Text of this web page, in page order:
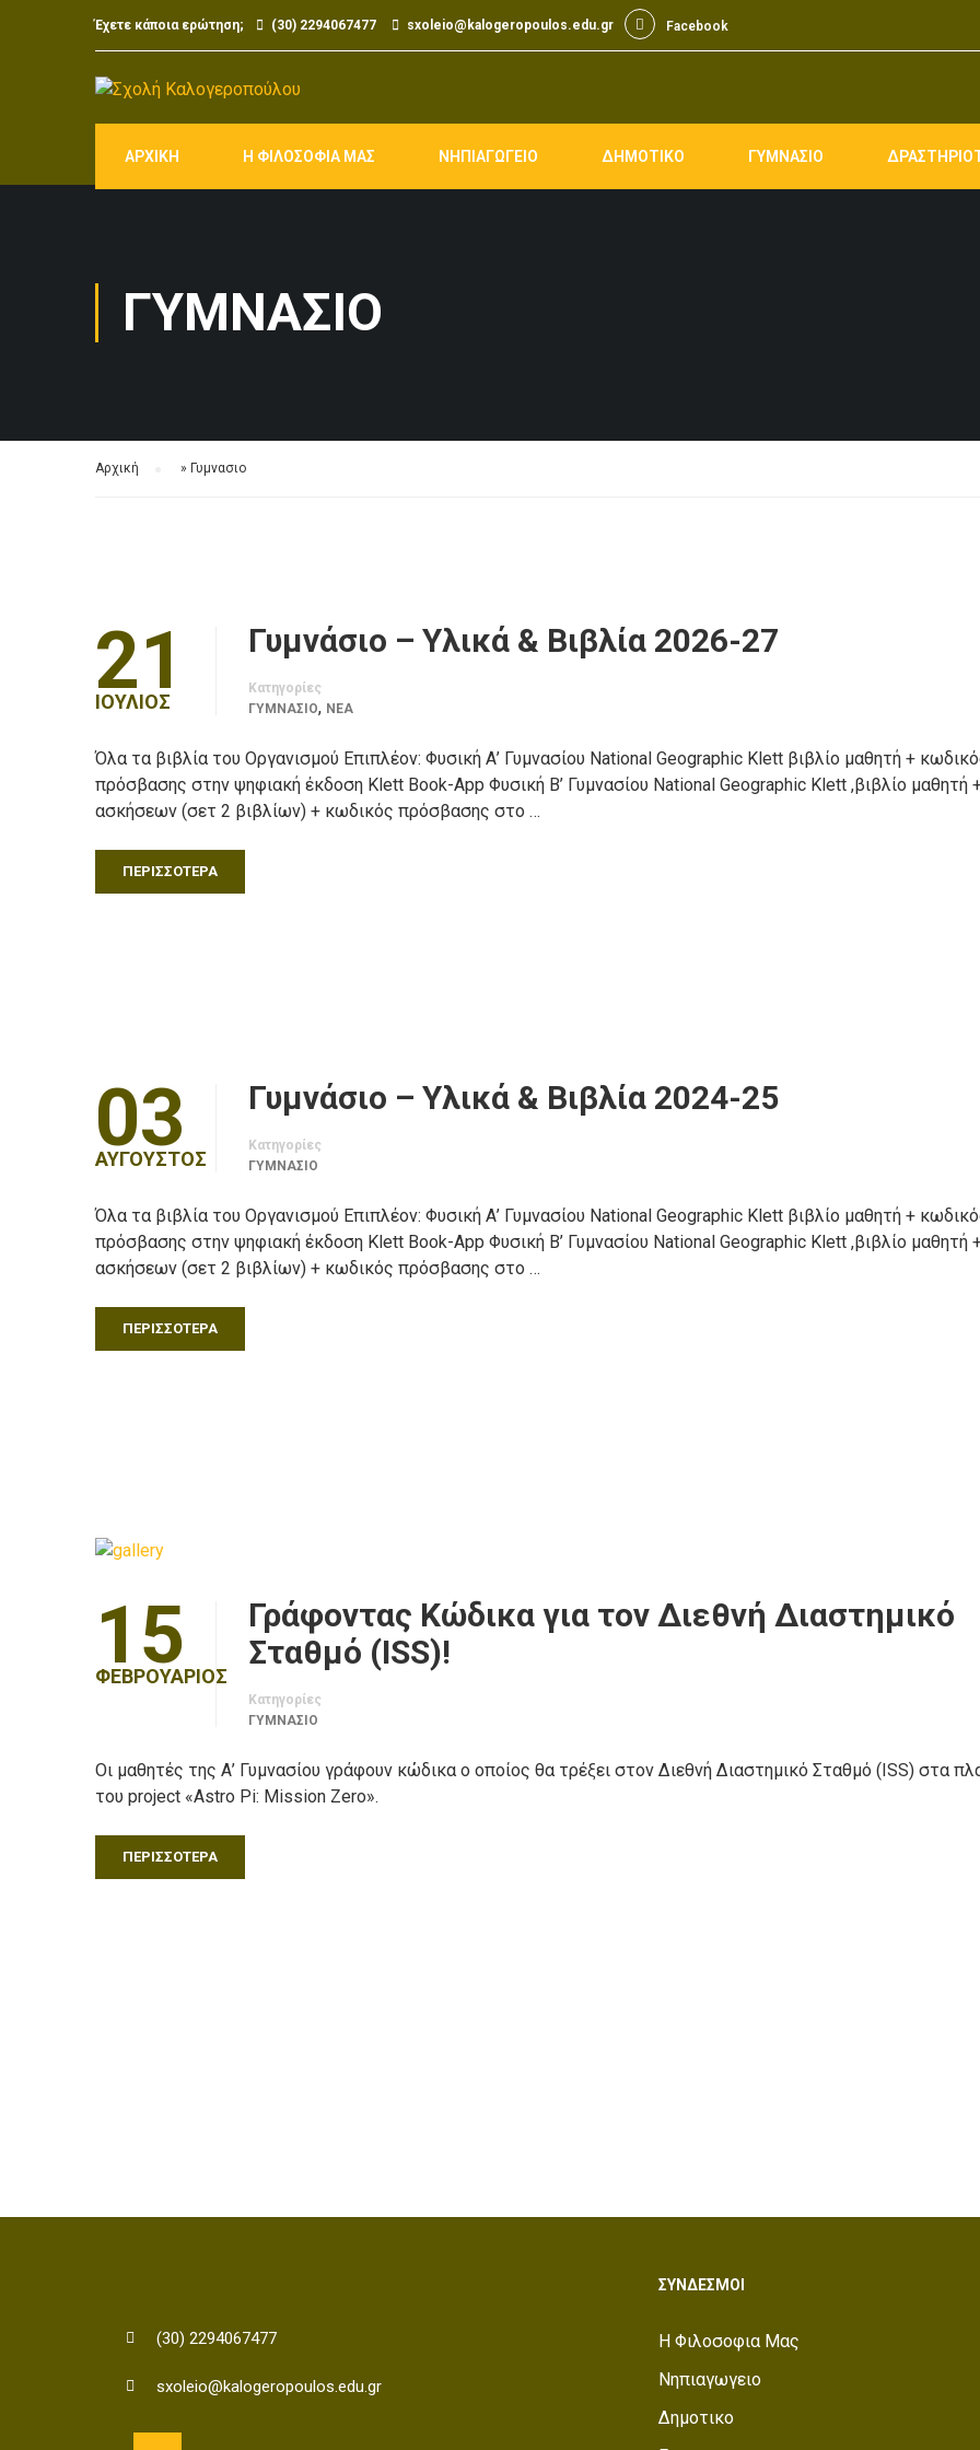
Έχετε κάποια ερώτηση; (30) 2294067477 sxoleio@kalogeropoulos.edu.gr Facebook
Facebook
ΑΡΧΙΚΗ Η ΦΙΛΟΣΟΦΙΑ ΜΑΣ ΝΗΠΙΑΓΩΓΕΙΟ ΔΗΜΟΤΙΚΟ ΓΥΜΝΑΣΙΟ
ΓΥΜΝΑΣΙΟ
Αρχική » Γυμνασιο
21
ΙΟΎΛΙΟΣ
Γυμνάσιο – Υλικά & Βιβλία 2026-27
Κατηγορίες
ΓΥΜΝΑΣΙΟ, ΝΈΑ
Όλα τα βιβλία του Οργανισμού Επιπλέον: Φυσική Α’ Γυμνασίου National Geographic Klett βιβλίο μαθητή +
πρόσβασης στην ψηφιακή έκδοση Klett Book-App Φυσική Β’ Γυμνασίου National Geographic Klett ,βιβλίο μαθητή
ασκήσεων (σετ 2 βιβλίων) + κωδικός πρόσβασης στο …
ΠΕΡΙΣΣΌΤΕΡΑ
03
ΑΎΓΟΥΣΤΟΣ
Γυμνάσιο – Υλικά & Βιβλία 2024-25
Κατηγορίες
ΓΥΜΝΑΣΙΟ
Όλα τα βιβλία του Οργανισμού Επιπλέον: Φυσική Α’ Γυμνασίου National Geographic Klett βιβλίο μαθητή +
πρόσβασης στην ψηφιακή έκδοση Klett Book-App Φυσική Β’ Γυμνασίου National Geographic Klett ,βιβλίο μαθητή
ασκήσεων (σετ 2 βιβλίων) + κωδικός πρόσβασης στο …
ΠΕΡΙΣΣΌΤΕΡΑ
15
ΦΕΒΡΟΥΆΡΙΟΣ
Γράφοντας Κώδικα για τον Διεθνή Διαστημικό
Σταθμό (ISS)!
Κατηγορίες
ΓΥΜΝΑΣΙΟ
Οι μαθητές της Α’ Γυμνασίου γράφουν κώδικα ο οποίος θα τρέξει στον Διεθνή Διαστημικό Σταθμό (ISS) στα
του project «Astro Pi: Mission Zero».
ΠΕΡΙΣΣΌΤΕΡΑ
(30) 2294067477
sxoleio@kalogeropoulos.edu.gr
ΣΥΝΔΕΣΜΟΙ
Η Φιλοσοφια Μας
Νηπιαγωγειο
Δημοτικο